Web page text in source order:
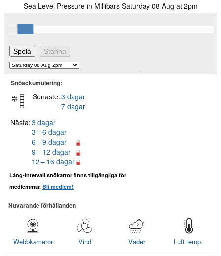
Sea Level Pressure in Millibars Saturday 08 Aug at 2pm
Snöackumulering:
Senaste:3 dagar
7 dagar
Nästa:3 dagar
3 – 6 dagar
6 – 9 dagar
9 – 12 dagar
12 – 16 dagar
Lång-intervall snökartor finns tillgängliga för
medlemmar. Bli medlem!
Nuvarande förhållanden
Luft temp.
Väder
Vind
Webbkameror